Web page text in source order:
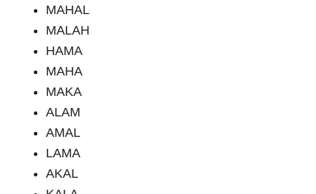
MAHAL
MALAH
HAMA
MAHA
MAKA
ALAM
AMAL
LAMA
AKAL